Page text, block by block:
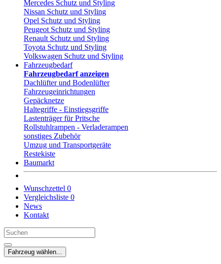
Mercedes Schutz und Styling
Nissan Schutz und Styling
Opel Schutz und Styling
Peugeot Schutz und Styling
Renault Schutz und Styling
Toyota Schutz und Styling
Volkswagen Schutz und Styling
Fahrzeugbedarf
Fahrzeugbedarf anzeigen
Dachlüfter und Bodenlüfter
Fahrzeugeinrichtungen
Gepäcknetze
Haltegriffe - Einstiegsgriffe
Lastenträger für Pritsche
Rollstuhlrampen - Verladerampen
sonstiges Zubehör
Umzug und Transportgeräte
Restekiste
Baumarkt
Wunschzettel 0
Vergleichsliste 0
News
Kontakt
Fahrzeug wählen...